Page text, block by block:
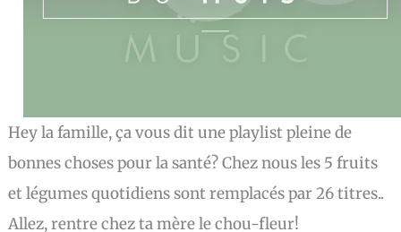
Hey la famille, ça vous dit une playlist pleine de
bonnes choses pour la santé? Chez nous les 5 fruits
et légumes quotidiens sont remplacés par 26 titres..
Allez, rentre chez ta mère le chou-fleur!